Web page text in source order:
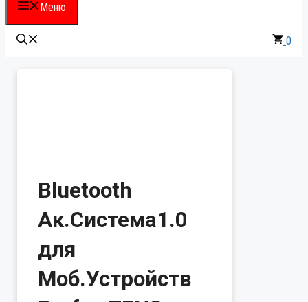
Меню
0
Bluetooth
Ак.Система1.0
для
Моб.Устройств